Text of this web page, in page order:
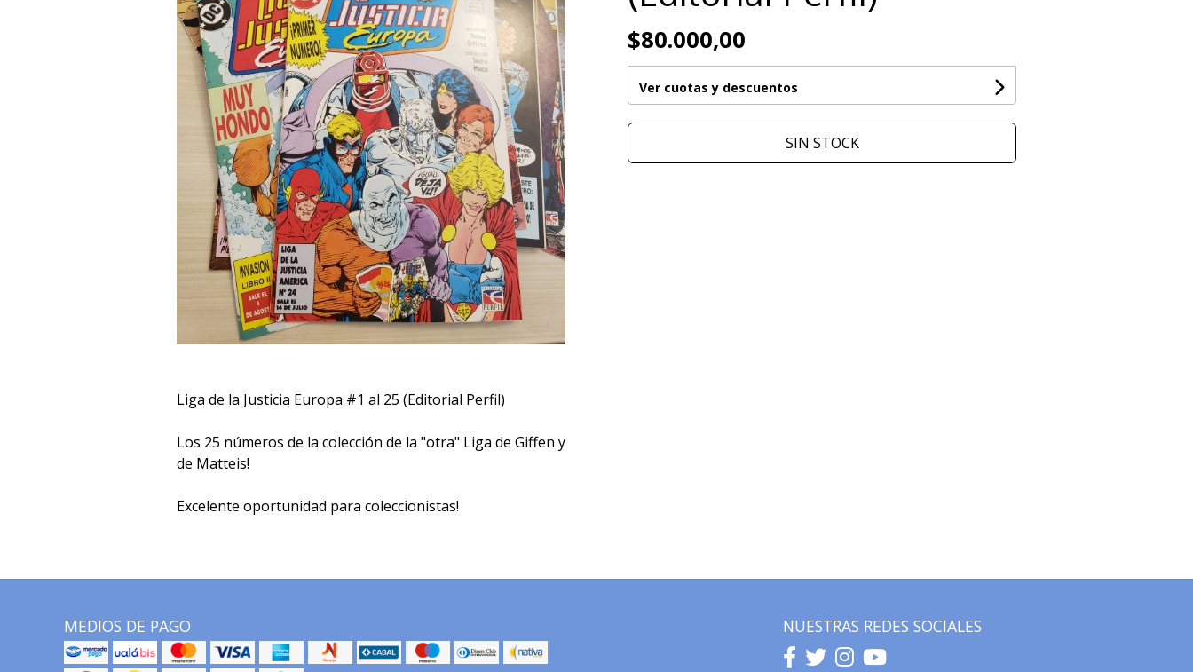
Liga de la Justicia Europa #1 al 25 (Editorial Perfil)
Los 25 números de la colección de la "otra" Liga de Giffen y
de Matteis!
Excelente oportunidad para coleccionistas!
$80.000,00
Ver cuotas y descuentos
SIN STOCK
MEDIOS DE PAGO NUESTRAS REDES SOCIALES